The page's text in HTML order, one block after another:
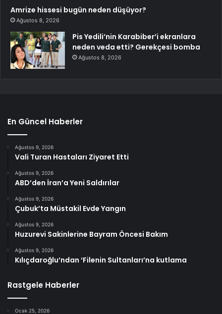
Amrize hissesi bugün neden düşüyor?
Ağustos 8, 2026
Pis Yedili’nin Karabiber’i ekranlara
neden veda etti? Gerekçesi bomba
Ağustos 8, 2026
En Güncel Haberler
Ağustos 9, 2026
Vali Turan Hastaları Ziyaret Etti
Ağustos 9, 2026
ABD’den İran’a Yeni Saldırılar
Ağustos 9, 2026
Çubuk’ta Müstakil Evde Yangın
Ağustos 9, 2026
Huzurevi Sakinlerine Bayram Öncesi Bakım
Ağustos 9, 2026
Kılıçdaroğlu’ndan ‘Filenin Sultanları’na kutlama
Rastgele Haberler
Ocak 25, 2026